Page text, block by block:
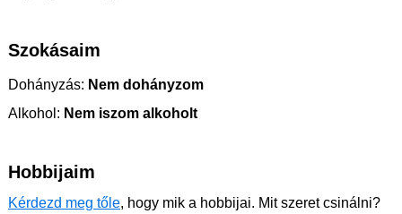
Szokásaim
Dohányzás: Nem dohányzom
Alkohol: Nem iszom alkoholt
Hobbijaim
Kérdezd meg tőle, hogy mik a hobbijai. Mit szeret csinálni?